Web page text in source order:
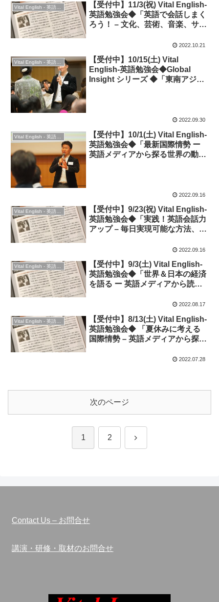
Vital English - 英語勉強会
【受付中】11/3(祝) Vital English-
英語勉強会◆「英語で会話しまく
ろう！ – 文化、芸術、音楽、サブ
2022.10.21
Vital English - 英語勉強会
【受付中】10/15(土) Vital
English-英語勉強会◆Global
Insight シリーズ ◆「東南アジア
2022.09.30
Vital English - 英語勉強会
【受付中】10/1(土) Vital English-
英語勉強会◆「最新国際情勢 ー
英語メディアから探る世界の動
2022.09.16
Vital English - 英語勉強会
【受付中】9/23(祝) Vital English-
英語勉強会◆「実践！英語会話力
アップ – 毎日実現可能な方法、お
2022.09.16
Vital English - 英語勉強会
【受付中】9/3(土) Vital English-
英語勉強会◆「世界＆日本の経済
を語る ー 英語メディアから読み
2022.08.17
Vital English - 英語勉強会
【受付中】8/13(土) Vital English-
英語勉強会◆ 「夏休みに考える
国際情勢 – 英語メディアから探る
2022.07.28
次のページ
1 2 次
Contact Us – お問合せ
講演・研修・取材のお問合せ